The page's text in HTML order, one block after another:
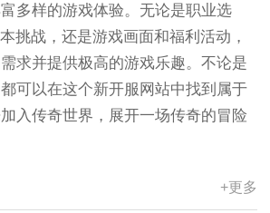
多样的游戏体验。无论是职业选
挑战，还是游戏画面和福利活动，
求并提供极高的游戏乐趣。不论是
可以在这个新开服网站中找到属于
入传奇世界，展开一场传奇的冒险
+更多